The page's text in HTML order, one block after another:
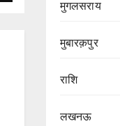
मुगलसराय
मुबारक़पुर
राशि
लखनऊ